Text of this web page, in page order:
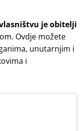
je obitelji
Ovdje možete
unutarnjim i
i